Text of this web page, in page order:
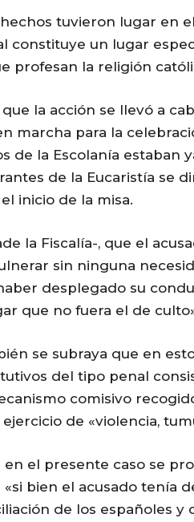
tuvieron lugar en
constituye un lugar
profesan la religión
que la acción se llevó a
marcha para la
de la Escolanía estaban
de la Eucaristía se
inicio de la misa.
la Fiscalía-, que el
sin ninguna
desplegado su
que no fuera el de
se subraya que en
del tipo penal
comisivo
de «violencia,
en el presente caso se
bien el acusado tenía
de los españoles y